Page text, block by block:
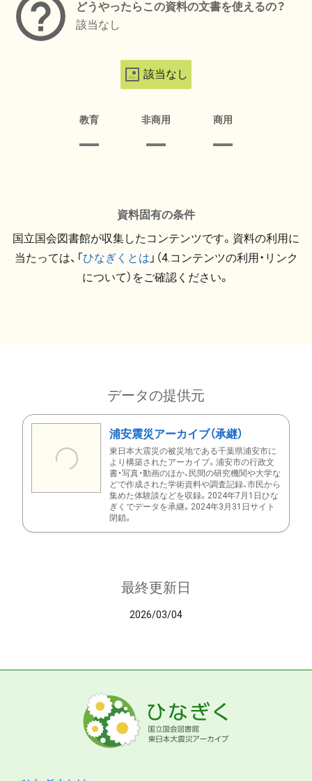
どうやったらこの資料の文書を使えるの？
該当なし
該当なし
教育 非商用 商用
資料固有の条件
国立国会図書館が収集したコンテンツです。資料の利用に
当たっては、「ひなぎくとは 」（4.コンテンツの利用・リンク
について）をご確認ください。
データの提供元
浦安震災アーカイブ（承継）
東日本大震災の被災地である千葉県浦安市に
より構築されたアーカイブ。浦安市の行政文
書・写真・動画のほか、民間の研究機関や大学な
どで作成された学術資料や調査記録、市民から
集めた体験談などを収録。2024年7月1日ひな
ぎくでデータを承継。2024年3月31日サイト
閉鎖。
最終更新日
2026/03/04